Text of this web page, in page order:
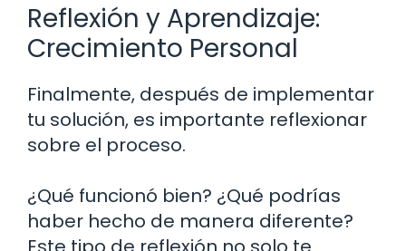
Reflexión y Aprendizaje:
Crecimiento Personal
Finalmente, después de implementar
tu solución, es importante reflexionar
sobre el proceso.
¿Qué funcionó bien? ¿Qué podrías
haber hecho de manera diferente?